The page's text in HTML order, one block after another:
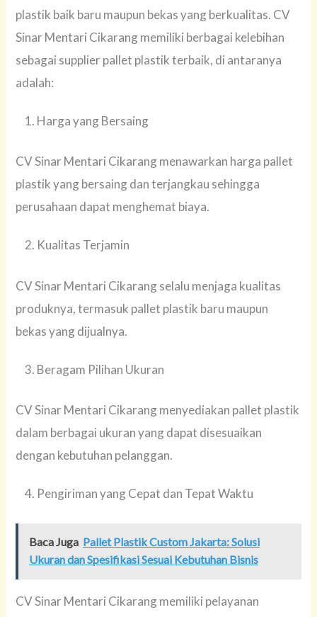
plastik baik baru maupun bekas yang berkualitas. CV
Sinar Mentari Cikarang memiliki berbagai kelebihan
sebagai supplier pallet plastik terbaik, di antaranya
adalah:
Harga yang Bersaing
CV Sinar Mentari Cikarang menawarkan harga pallet
plastik yang bersaing dan terjangkau sehingga
perusahaan dapat menghemat biaya.
Kualitas Terjamin
CV Sinar Mentari Cikarang selalu menjaga kualitas
produknya, termasuk pallet plastik baru maupun
bekas yang dijualnya.
Beragam Pilihan Ukuran
CV Sinar Mentari Cikarang menyediakan pallet plastik
dalam berbagai ukuran yang dapat disesuaikan
dengan kebutuhan pelanggan.
Pengiriman yang Cepat dan Tepat Waktu
Baca Juga Pallet Plastik Custom Jakarta: Solusi
Ukuran dan Spesifikasi Sesuai Kebutuhan Bisnis
CV Sinar Mentari Cikarang memiliki pelayanan